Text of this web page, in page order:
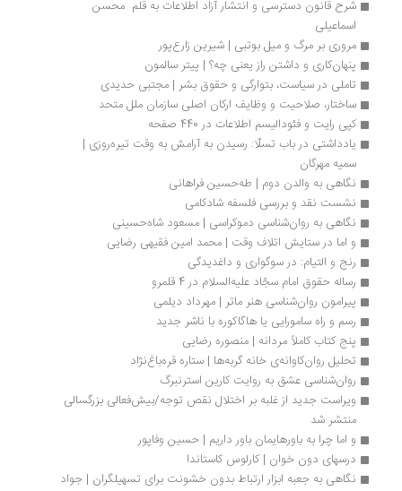
شرح قانون دسترسی و انتشار آزاد اطلاعات به قلم  محسن
اسماعیلی
مروری بر مرگ و میل بوتبی | شیرین زارع‌پور
پنهان‌کاری و داشتن راز یعنی چه؟ | پیتر سالمون
تاملی در سیاست، بتوارگی و حقوق بشر | مجتبی حدیدی
ساختار، صلاحیت و وظایف ارکان اصلی سازمان ملل متحد
کپی رایت و فئودالیسم اطلاعات در 440 صفحه
یادداشتی در باب تسلّا: رسیدن به آرامش به وقت تیره‌روزی |
سمیه مهرگان
نگاهی به والدن دوم | طه‌حسین فراهانی ‭
نشست نقد و بررسی فلسفه شادکامی
نگاهی به روان‌شناسی دموکراسی | مسعود شاه‏‌حسینی
و اما در ستایش اتلاف وقت | محمد امین فقیهی رضایی
رنج و التیام: در سوگواری و داغدیدگی
رساله حقوق امام سجّاد علیه‌السلام در 4 قلمرو
پیرامون روان‌شناسی هنر ماتر | مهرداد دیلمی
رسم و راه سامورایی یا هاگاکوره با ناشر جدید
پنج کتاب کاملاً مردانه | منصوره رضایی
تحلیل روان‌کاوانه‌ی خانه گربه‌ها | ستاره قره‌باغ‌نژاد
روان‌شناسی عشق به روایت کارین استرنبرگ
ویراست جدید از غلبه بر اختلال نقص توجه/بیش‌فعالی بزرگسالی
منتشر شد
و اما چرا به باورهایمان باور داریم | حسین وفاپور
درسهای دون خوان | کارلوس کاستاندا
نگاهی به جعبه ابزار ارتباط بدون خشونت برای تسهیلگران | جواد